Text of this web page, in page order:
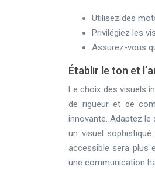
Utilisez des
Privilégiez les
Assurez-vous
Établir le ton et
Le choix des visuels
de rigueur et de
innovante. Adaptez le
un visuel
accessible sera plus
une communication